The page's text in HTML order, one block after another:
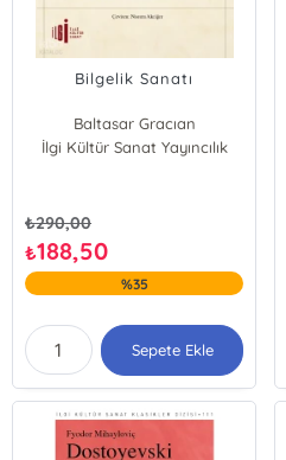
Bilgelik Sanatı
Baltasar Gracıan
İlgi Kültür Sanat Yayıncılık
₺290,00
₺188,50
%35
Sepete Ekle